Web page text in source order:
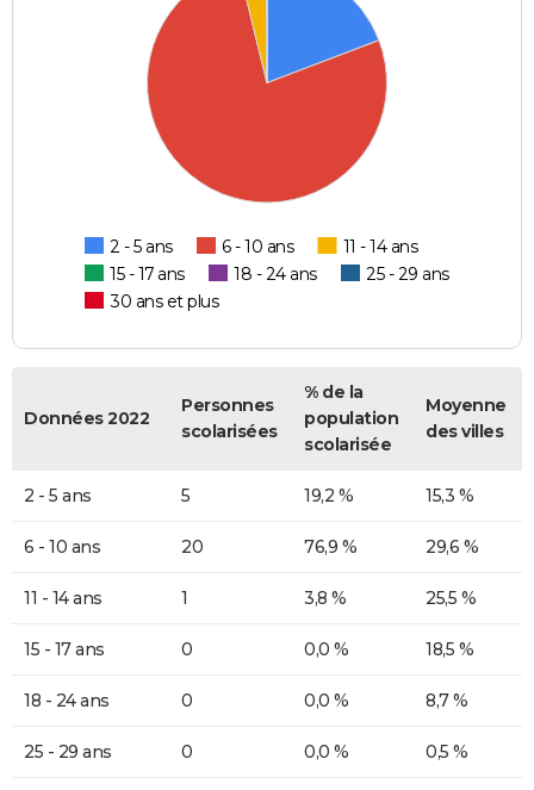
2 - 5 ans 6 - 10 ans
11 - 14 ans
15 - 17 ans
18 - 24 ans
25 - 29 ans
30 ans et plus
Données 2022
Personnes
scolarisées
% de la
population
scolarisée
Moyenne
des villes
2 - 5 ans 5 19,2 % 15,3 %
6 - 10 ans 20 76,9 % 29,6 %
11 - 14 ans 1 3,8 % 25,5 %
15 - 17 ans 0 0,0 % 18,5 %
18 - 24 ans 0 0,0 % 8,7 %
25 - 29 ans 0 0,0 % 0,5 %